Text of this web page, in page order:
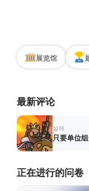
展览馆
最新评论
설해
只要单位
正在进行的问卷